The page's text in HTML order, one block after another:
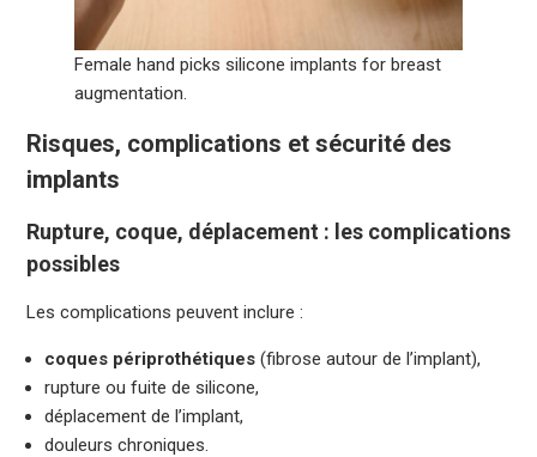
Female hand picks silicone implants for breast
augmentation.
Risques, complications et sécurité des
implants
Rupture, coque, déplacement : les complications
possibles
Les complications peuvent inclure :
coques périprothétiques(fibrose autour de l’implant),
rupture ou fuite de silicone,
déplacement de l’implant,
douleurs chroniques.